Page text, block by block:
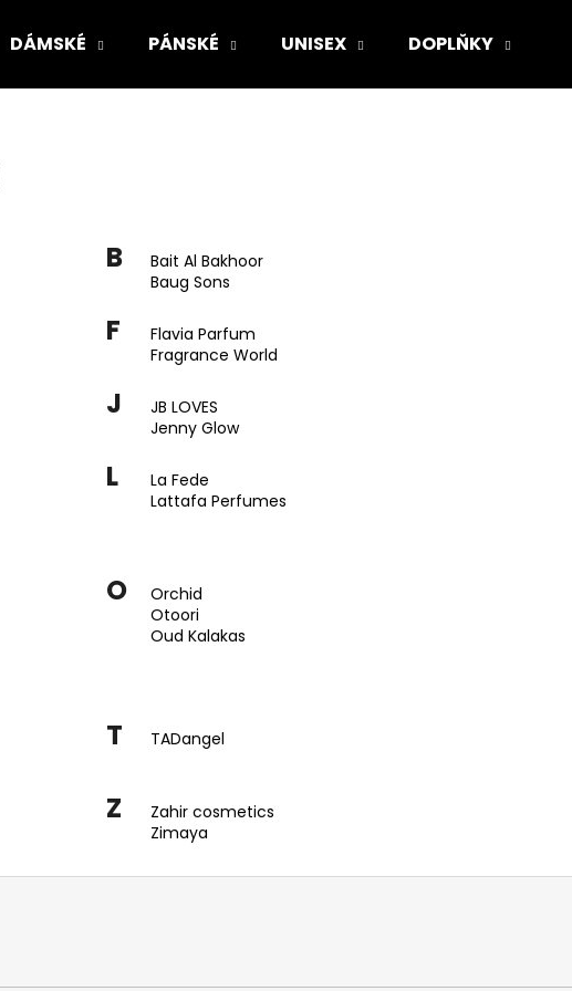
DÁMSKÉ PÁNSKÉ UNISEX DOPLŇKY
B
Bait Al Bakhoor
Baug Sons
F
Flavia Parfum
Fragrance World
J
JB LOVES
Jenny Glow
L
La Fede
Lattafa Perfumes
O
Orchid
Otoori
Oud Kalakas
T TADangel
Z
Zahir cosmetics
Zimaya